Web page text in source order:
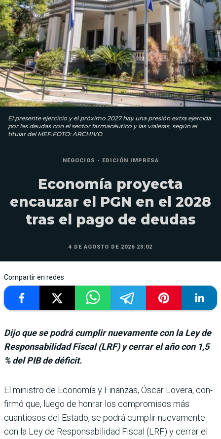
El presente ejercicio y el próximo 2027 hay una presión extra ejercida
por las deudas con el sector farmacéutico y las vialeras, según el
titular del MEF.FOTO: ARCHIVO
NEGOCIOS - EDICIÓN IMPRESA
Economía proyecta
encauzar el PGN en el 2028
tras el pago de deudas
4 DE AGOSTO DE 2026 23:02
Compartir en redes
Dijo que se podrá cumplir nuevamente con la Ley de
Responsabilidad Fiscal (LRF) y cerrar el año con 1,5
% del PIB de déficit.
El ministro de Eco­nomía y Finanzas, Óscar Lovera, con­
firmó que, luego de hon­rar los compromisos más
cuantiosos del Estado, se podrá cumplir nuevamente
con la Ley de Responsabili­dad Fiscal (LRF) y cerrar el